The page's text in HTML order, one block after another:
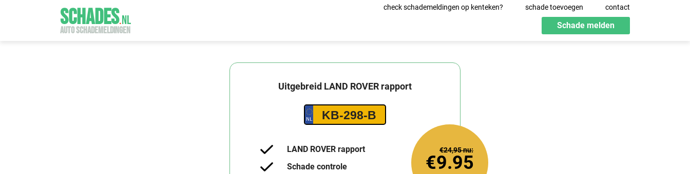
SCHADES.NL
AUTO SCHADEMELDINGEN
check schademeldingen op kenteken? schade toevoegen contact
Schade melden
Uitgebreid LAND ROVER rapport
KB-298-B
LAND ROVER rapport
Schade controle
€9.95
€24,95nu: